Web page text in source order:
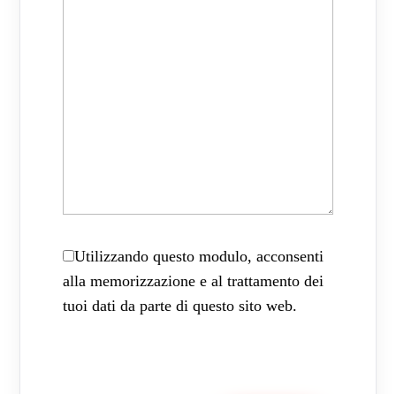
Utilizzando questo modulo, acconsenti
alla memorizzazione e al trattamento dei
tuoi dati da parte di questo sito web.